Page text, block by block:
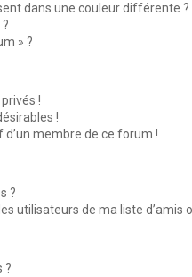
dans une couleur différente ?
» ?
!
!
d’un membre de ce forum !
?
utilisateurs de ma liste d’amis
?